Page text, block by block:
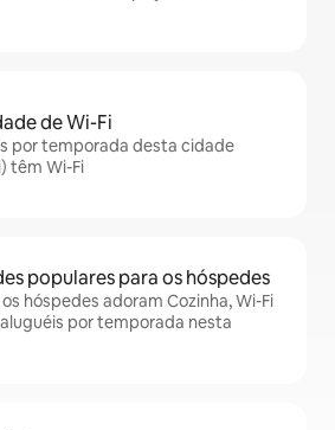
de Wi-Fi
por temporada desta cidade
têm Wi-Fi
populares para os hóspedes
hóspedes adoram Cozinha, Wi-Fi
por temporada nesta